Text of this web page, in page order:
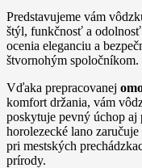
Predstavujeme vám
štýl, funkčnosť a
ocenia eleganciu a
štvornohým spoločníkom.
Vďaka prepracovanej
komfort držania, vám
poskytuje pevný úchop aj
horolezecké lano
pri mestských
prírody.